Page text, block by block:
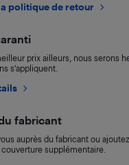
politique de retour
prix ailleurs, nous serons
s’appliquent.
fabricant
auprès du fabricant ou
couverture supplémentaire.